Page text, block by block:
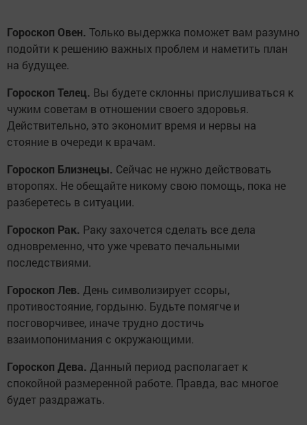
Гороскоп Овен. Только выдержка поможет вам разумно
подойти к решению важных проблем и наметить план
на будущее.
Гороскоп Телец. Вы будете склонны прислушиваться к
чужим советам в отношении своего здоровья.
Действительно, это экономит время и нервы на
стояние в очереди к врачам.
Гороскоп Близнецы. Сейчас не нужно действовать
второпях. Не обещайте никому свою помощь, пока не
разберетесь в ситуации.
Гороскоп Рак. Раку захочется сделать все дела
одновременно, что уже чревато печальными
последствиями.
Гороскоп Лев. День символизирует ссоры,
противостояние, гордыню. Будьте помягче и
посговорчивее, иначе трудно достичь
взаимопонимания с окружающими.
Гороскоп Дева. Данный период располагает к
спокойной размеренной работе. Правда, вас многое
будет раздражать.